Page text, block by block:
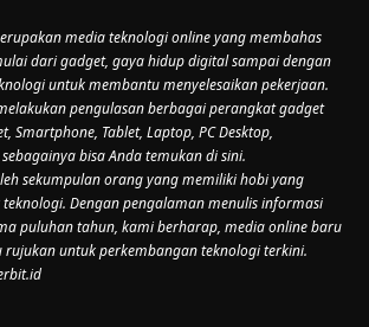
media teknologi online yang membahas
dari gadget, gaya hidup digital sampai dengan
untuk membantu menyelesaikan pekerjaan.
pengulasan berbagai perangkat gadget
Smartphone, Tablet, Laptop, PC Desktop,
bisa Anda temukan di sini.
sekumpulan orang yang memiliki hobi yang
Dengan pengalaman menulis informasi
puluhan tahun, kami berharap, media online baru
rujukan untuk perkembangan teknologi terkini.